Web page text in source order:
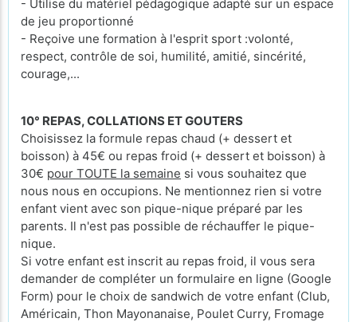
- Utilise du matériel pédagogique adapté sur un espace
de jeu proportionné
- Reçoive une formation à l'esprit sport :volonté,
respect, contrôle de soi, humilité, amitié, sincérité,
courage,...
10° REPAS, COLLATIONS ET GOUTERS
Choisissez la formule repas chaud (+ dessert et
boisson) à 45€ ou repas froid (+ dessert et boisson) à
30€ pour TOUTE la semaine si vous souhaitez que
nous nous en occupions. Ne mentionnez rien si votre
enfant vient avec son pique-nique préparé par les
parents. Il n'est pas possible de réchauffer le pique-
nique.
Si votre enfant est inscrit au repas froid, il vous sera
demander de compléter un formulaire en ligne (Google
Form) pour le choix de sandwich de votre enfant (Club,
Américain, Thon Mayonanaise, Poulet Curry, Fromage